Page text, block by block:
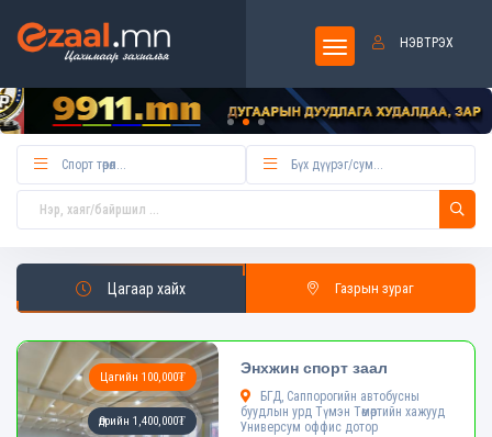
НЭВТРЭХ
Цагаар хайх Газрын зураг
Цагийн 100,000₮
Өдрийн 1,400,000₮
Энхжин спорт заал
БГД, Саппорогийн автобусны
буудлын урд Түмэн Төмөртийн хажууд
Универсум оффис дотор